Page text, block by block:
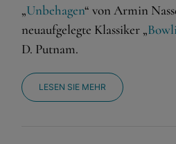
„Unbehagen“ von Armin
neuaufgelegte Klassiker „
D. Putnam.
LESEN SIE MEHR